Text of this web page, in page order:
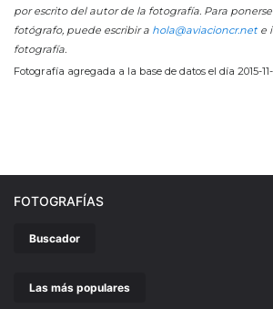
por escrito del autor de la fotografía. Para
fotógrafo, puede escribir a hola@aviacioncr.nete
fotografía.
Fotografía agregada a la base de datos el día 2015-11-
FOTOGRAFÍAS
Buscador
Las más populares